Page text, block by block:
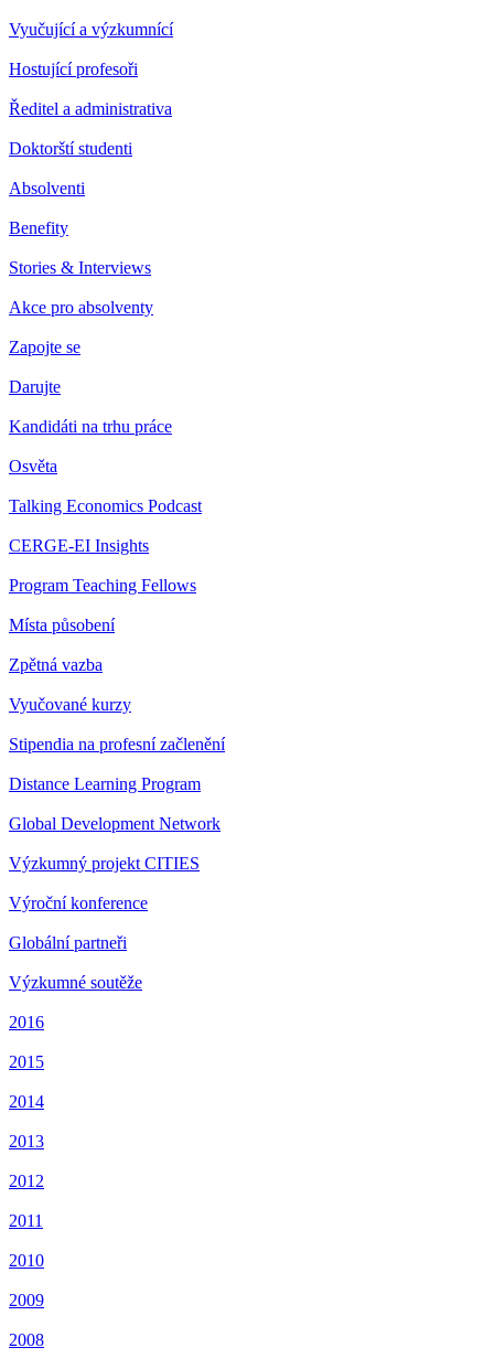
Vyučující a výzkumnící
Hostující profesoři
Ředitel a administrativa
Doktorští studenti
Absolventi
Benefity
Stories & Interviews
Akce pro absolventy
Zapojte se
Darujte
Kandidáti na trhu práce
Osvěta
Talking Economics Podcast
CERGE-EI Insights
Program Teaching Fellows
Místa působení
Zpětná vazba
Vyučované kurzy
Stipendia na profesní začlenění
Distance Learning Program
Global Development Network
Výzkumný projekt CITIES
Výroční konference
Globální partneři
Výzkumné soutěže
2016
2015
2014
2013
2012
2011
2010
2009
2008